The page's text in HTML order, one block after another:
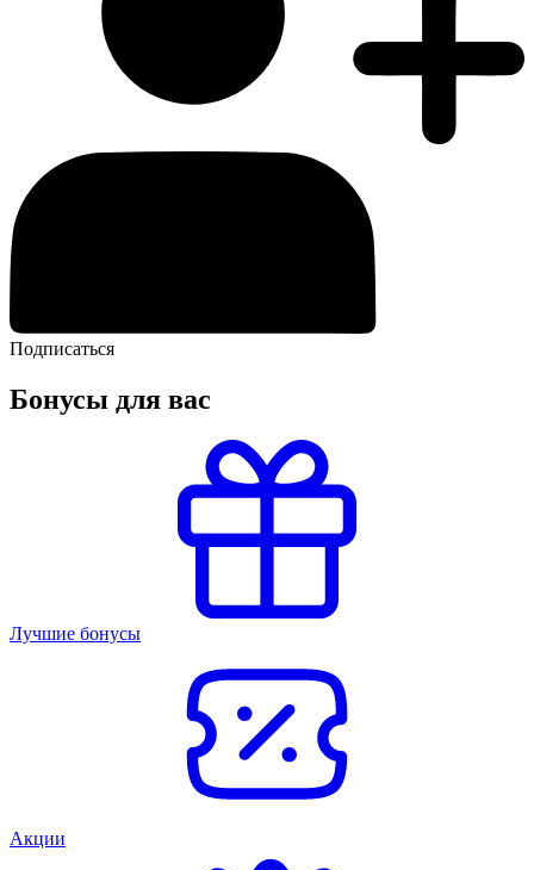
Подписаться
Бонусы для вас
Лучшие бонусы
Акции